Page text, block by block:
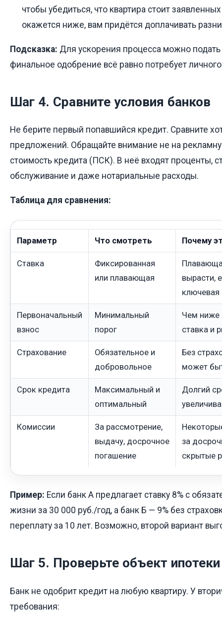
чтобы убедиться, что квартира стоит
окажется ниже, вам придётся доплачивать
Подсказка: Для ускорения процесса можно подать
финальное одобрение всё равно потребует
Шаг 4. Сравните условия банков
Не берите первый попавшийся кредит. Сравните
предложений. Обращайте внимание не на
стоимость кредита (ПСК). В неё входят проценты,
обслуживание и даже нотариальные расходы.
Таблица для сравнения:
Параметр Что смотреть Почему
Ставка
Фиксированная
или плавающая
вырасти,
ключевая
Первоначальный
взнос
Минимальный
порог
Чем ниже
ставка и
Страхование
Обязательное и
добровольное
Без
может
Срок кредита
Максимальный и
оптимальный
Долгий
Комиссии
За рассмотрение,
выдачу, досрочное
погашение
за
скрытые
Пример: Если банк А предлагает ставку 8% с
жизни за 30 000 руб./год, а банк Б — 9% без
переплату за 10 лет. Возможно, второй вариант
Шаг 5. Проверьте объект ипотеки
Банк не одобрит кредит на любую квартиру. У
требования: